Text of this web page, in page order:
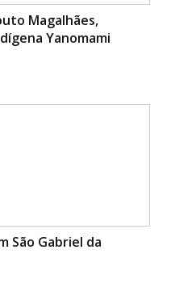
Magalhães,
Yanomami
São Gabriel da